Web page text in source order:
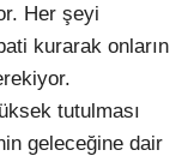
Her şeyi
kurarak onların
tutulması
geleceğine dair